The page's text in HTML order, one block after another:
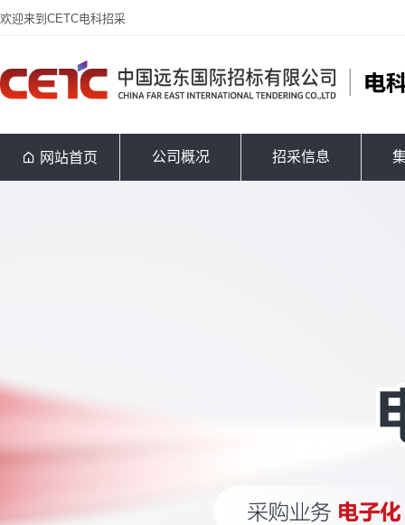
欢迎来到CETC电科招采
网站首页 公司概况 招采信息